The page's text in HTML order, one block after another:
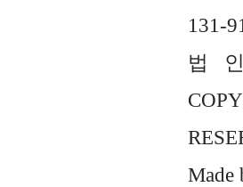
131-
법 인
Made